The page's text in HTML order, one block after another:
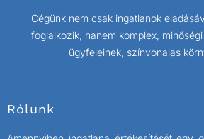
Cégünk nem csak ingatlanok
foglalkozik, hanem komplex,
ügyfeleinek, színvonalas
Rólunk